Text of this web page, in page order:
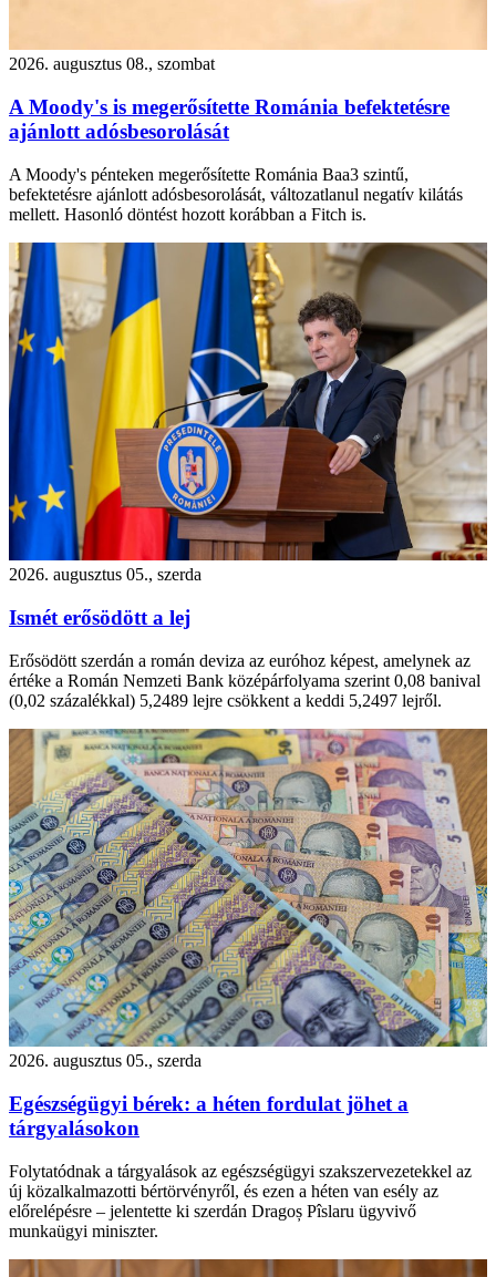
2026. augusztus 08., szombat
A Moody's is megerősítette Románia befektetésre
ajánlott adósbesorolását
A Moody's pénteken megerősítette Románia Baa3 szintű,
befektetésre ajánlott adósbesorolását, változatlanul negatív kilátás
mellett. Hasonló döntést hozott korábban a Fitch is.
2026. augusztus 05., szerda
Ismét erősödött a lej
Erősödött szerdán a román deviza az euróhoz képest, amelynek az
értéke a Román Nemzeti Bank középárfolyama szerint 0,08 banival
(0,02 százalékkal) 5,2489 lejre csökkent a keddi 5,2497 lejről.
2026. augusztus 05., szerda
Egészségügyi bérek: a héten fordulat jöhet a
tárgyalásokon
Folytatódnak a tárgyalások az egészségügyi szakszervezetekkel az
új közalkalmazotti bértörvényről, és ezen a héten van esély az
előrelépésre – jelentette ki szerdán Dragoș Pîslaru ügyvivő
munkaügyi miniszter.